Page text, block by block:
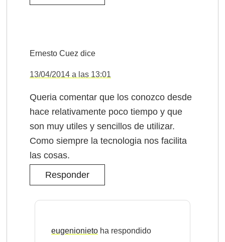
Ernesto Cuez dice
13/04/2014 a las 13:01
Queria comentar que los conozco desde
hace relativamente poco tiempo y que
son muy utiles y sencillos de utilizar.
Como siempre la tecnologia nos facilita
las cosas.
Responder
eugenionieto